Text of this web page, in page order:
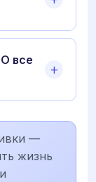
все
—
жизнь